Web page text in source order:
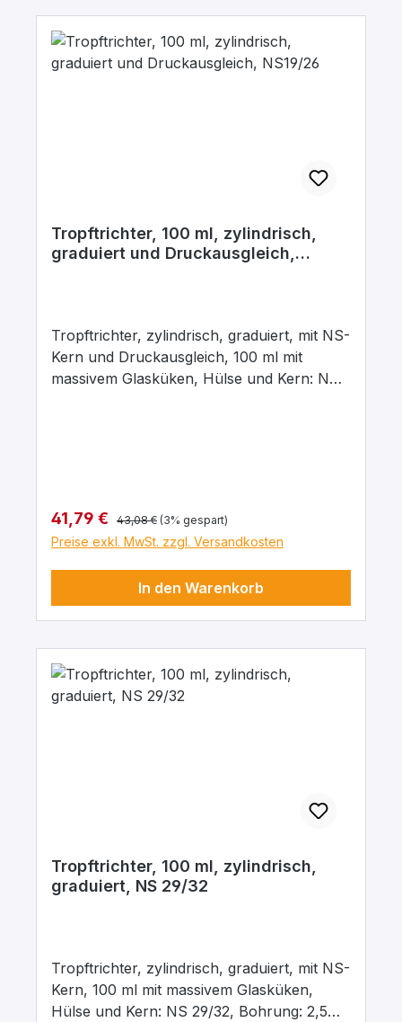
Tropftrichter, 100 ml, zylindrisch,
graduiert und Druckausgleich,
Tropftrichter, zylindrisch, graduiert, mit NS-
Kern und Druckausgleich, 100 ml mit
massivem Glasküken, Hülse und Kern: NS
Verkaufspreis:
41,79 € Regulärer Preis:
43,08 € (3% gespart)
Preise exkl. MwSt. zzgl. Versandkosten
In den Warenkorb
Tropftrichter, 100 ml, zylindrisch,
graduiert, NS 29/32
Tropftrichter, zylindrisch, graduiert, mit NS-
Kern, 100 ml mit massivem Glasküken,
Hülse und Kern: NS 29/32, Bohrung: 2,5